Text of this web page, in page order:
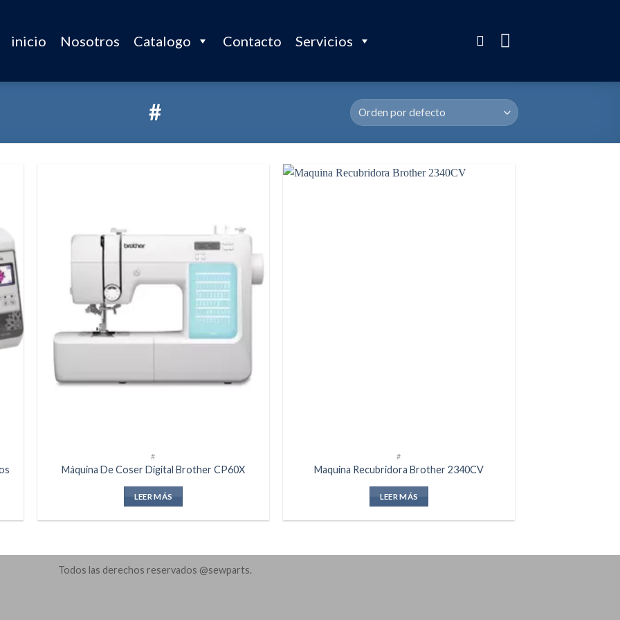
inicio Nosotros Catalogo Contacto Servicios
#
#
Máquina De Coser Digital Brother CP60X
LEER MÁS
#
Maquina Recubridora Brother 2340CV
LEER MÁS
Todos las derechos reservados @sewparts.